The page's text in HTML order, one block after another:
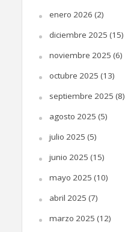
enero 2026 (2)
diciembre 2025 (15)
noviembre 2025 (6)
octubre 2025 (13)
septiembre 2025 (8)
agosto 2025 (5)
julio 2025 (5)
junio 2025 (15)
mayo 2025 (10)
abril 2025 (7)
marzo 2025 (12)